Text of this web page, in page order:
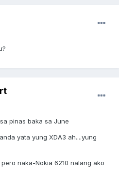
pinas baka sa June
yata yung XDA3 ah....yung
naka-Nokia 6210 nalang ako